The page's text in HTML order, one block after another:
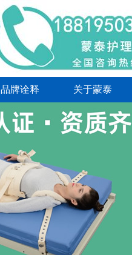
品牌诠释 关于蒙泰